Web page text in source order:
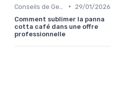
•
29/01/2026
Comment sublimer la panna
cotta café dans une offre
professionnelle